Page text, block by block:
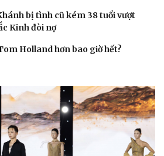
Kể chuyện cho bé
Hạt giống tâm hồn
bị tình cũ kém 38 tuổi vượt
Kinh đòi nợ
Holland hơn bao giờ hết?